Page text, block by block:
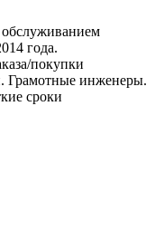
года.
покупки
Грамотные инженеры.
сроки